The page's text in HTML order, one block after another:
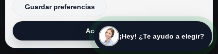
© Electrodirecto 2026
Desarrollo y mantenimiento por SitiosWebPRO
¡Hey! ¿Te ayudo a elegir?
Guardar preferencias
Aceptar todas
Privacidad